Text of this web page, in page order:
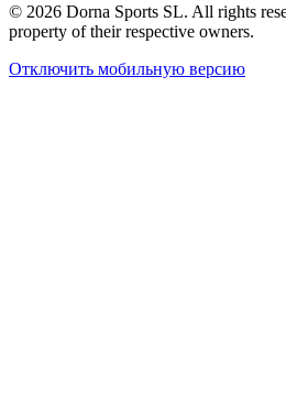
© 2026 Dorna Sports SL. All rights
property of their respective owners.
Отключить мобильную версию